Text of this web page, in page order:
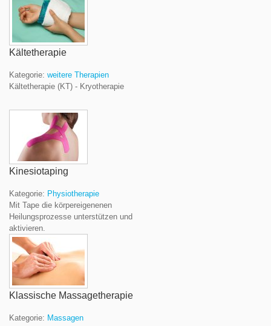
Kältetherapie
Kategorie: weitere Therapien
Kältetherapie (KT) - Kryotherapie
Kinesiotaping
Kategorie: Physiotherapie
Mit Tape die körpereigenenen
Heilungsprozesse unterstützen und
aktivieren.
Klassische Massagetherapie
Kategorie: Massagen